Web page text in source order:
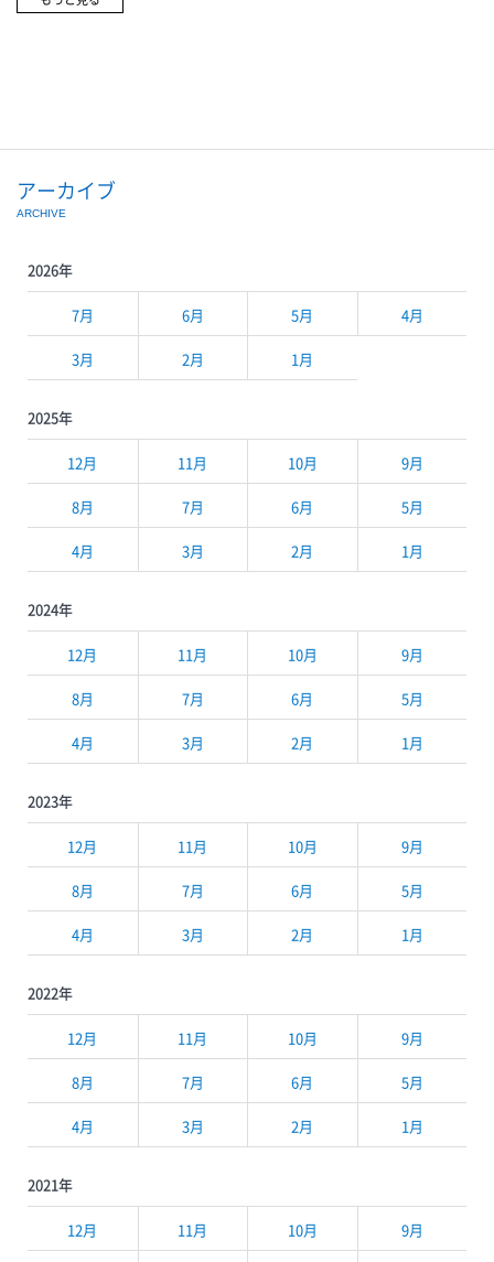
リング154,000円タンザナイトリング187,000円宝石の各セットが100万
アーカイブ
ARCHIVE
2026年
7月 6月 5月 4月
3月 2月 1月
2025年
12月 11月 10月 9月
8月 7月 6月 5月
4月 3月 2月 1月
2024年
12月 11月 10月 9月
8月 7月 6月 5月
4月 3月 2月 1月
2023年
12月 11月 10月 9月
8月 7月 6月 5月
4月 3月 2月 1月
2022年
12月 11月 10月 9月
8月 7月 6月 5月
4月 3月 2月 1月
2021年
12月 11月 10月 9月